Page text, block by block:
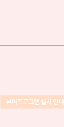
뷰어프로그램 설치 안내